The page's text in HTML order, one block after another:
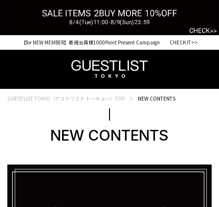
税込33,000円以上ご購入で送料無料 CHECK IT>>
GUESTLIST TOKYO（ゲストリスト トーキョー）TOP NEW CONTENTS
NEW CONTENTS